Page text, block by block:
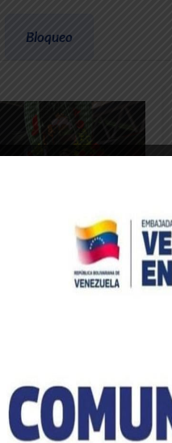
Bloqueo
de San Juan
la identidad cultural